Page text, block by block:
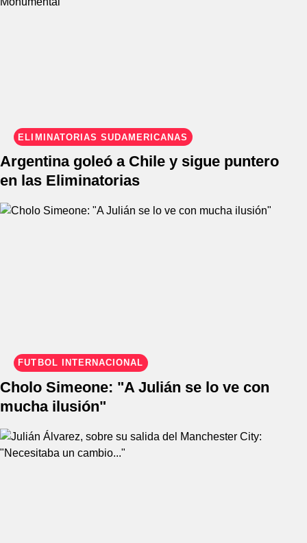
ELIMINATORIAS SUDAMERICANAS
Argentina goleó a Chile y sigue puntero
en las Eliminatorias
FÚTBOL INTERNACIONAL
Cholo Simeone: "A Julián se lo ve con
mucha ilusión"